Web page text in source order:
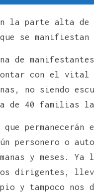
la parte alta
que se
de
con el vital
no siendo
de 40 familias
personero o
y meses.
dirigentes,
y tampoco nos